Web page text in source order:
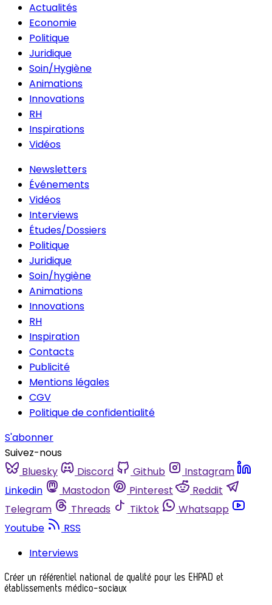
Actualités
Economie
Politique
Juridique
Soin/Hygiène
Animations
Innovations
RH
Inspirations
Vidéos
Newsletters
Événements
Vidéos
Interviews
Études/Dossiers
Politique
Juridique
Soin/hygiène
Animations
Innovations
RH
Inspiration
Contacts
Publicité
Mentions légales
CGV
Politique de confidentialité
S'abonner
Suivez-nous
Bluesky
Discord Github
Instagram
Linkedin
Mastodon Pinterest
Reddit
Telegram
Threads Tiktok
Whatsapp
Youtube
RSS
Interviews
Créer un référentiel national de qualité pour les EHPAD et
établissements médico-sociaux